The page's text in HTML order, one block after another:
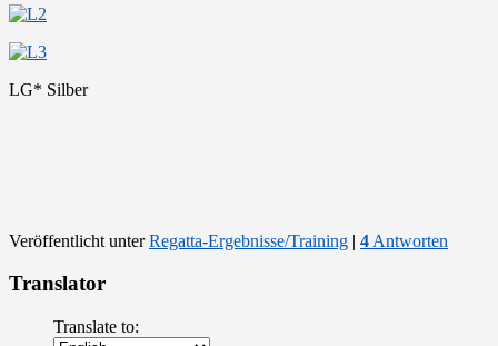
LG* Silber
Veröffentlicht unter Regatta-Ergebnisse/Training | 4 Antworten
Translator
Translate to: